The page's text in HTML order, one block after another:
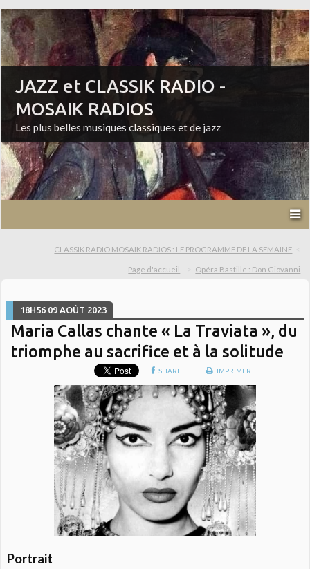
JAZZ et CLASSIK RADIO -
MOSAIK RADIOS
Les plus belles musiques classiques et de jazz
CLASSIK RADIO MOSAIK RADIOS : LE PROGRAMME DE LA SEMAINE
Page d'accueil Opéra Bastille : Don Giovanni
18H56 09 AOÛT 2023
Maria Callas chante « La Traviata », du
triomphe au sacrifice et à la solitude
SHARE IMPRIMER
Portrait